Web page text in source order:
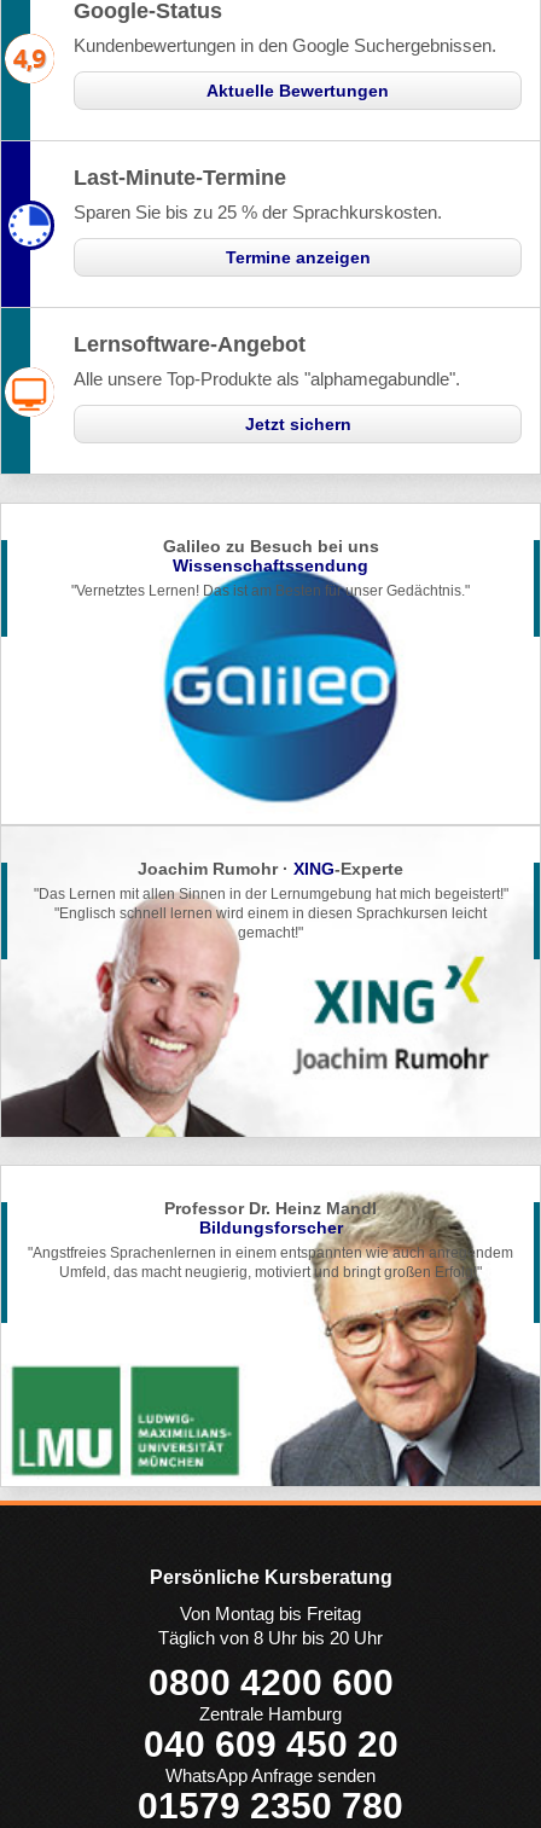
Google-Status
Kundenbewertungen in den Google Suchergebnissen.
Aktuelle Bewertungen
Last-Minute-Termine
Sparen Sie bis zu 25 % der Sprachkurskosten.
Termine anzeigen
Lernsoftware-Angebot
Alle unsere Top-Produkte als "alphamegabundle".
Jetzt sichern
Galileo zu Besuch bei uns
Wissenschaftssendung
"Vernetztes Lernen! Das ist am Besten für unser Gedächtnis."
Joachim Rumohr · XING-Experte
"Das Lernen mit allen Sinnen in derLernumgebung hat mich begeistert!"
"Englisch schnell lernen wird einem in diesen Sprachkursen leicht
gemacht!"
Professor Dr. Heinz Mandl
Bildungsforscher
"Angstfreies Sprachenlernen in einem entspannten wie auch anregendem
Umfeld, das macht neugierig, motiviert und bringt großen Erfolg!"
Persönliche Kursberatung
Von Montag bis Freitag
Täglich von 8 Uhr bis 20 Uhr
0800 4200 600
Zentrale Hamburg
040 609 450 20
WhatsApp Anfrage senden
01579 2350 780